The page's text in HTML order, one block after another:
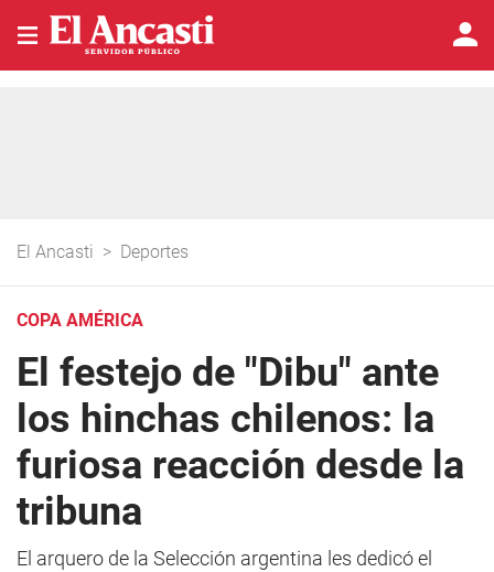
El Ancasti > Deportes
COPA AMÉRICA
El festejo de "Dibu" ante
los hinchas chilenos: la
furiosa reacción desde la
tribuna
El arquero de la Selección argentina les dedicó el